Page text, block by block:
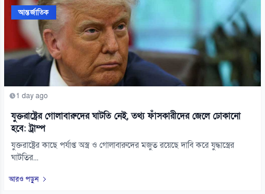
আন্তর্জাতিক
1 day ago
যুক্তরাষ্ট্রের গোলাবারুদের ঘাটতি নেই, তথ্য ফাঁসকারীদের জেলে ঢোকানো
হবে: ট্রাম্প
যুক্তরাষ্ট্রের কাছে পর্যাপ্ত অস্ত্র ও গোলাবারুদের মজুত রয়েছে দাবি করে যুদ্ধাস্ত্রের
ঘাটতির...
আরও পড়ুন